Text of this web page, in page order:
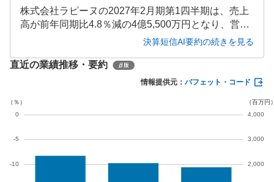
株式会社ラピーヌの2027年2月期第1四半期は、売上
高が前年同期比4.8％減の4億5,500万円となり、営業
損失6,600万円を計上しました。しかし、投資有価証
は1,400万円となりました。厳しい消費環境が続く
中、経費削減や在庫リスク低減に努めていますが、
決算短信AI要約の続きを見る
直近の業績推移・要約
情報提供元： バフェット・コード